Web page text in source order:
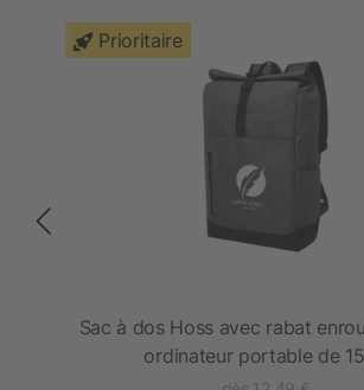
Prioritaire
Sac à dos Hoss avec rabat
ordinateur portable de